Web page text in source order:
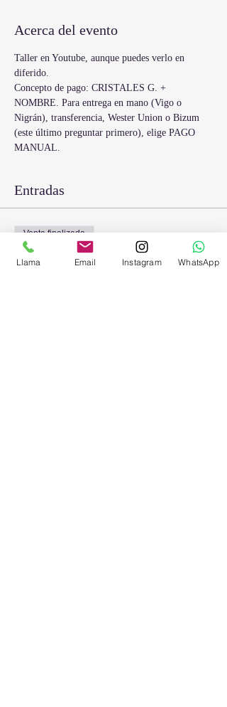
Acerca del evento
Taller en Youtube, aunque puedes verlo en
diferido.
Concepto de pago: CRISTALES G. +
NOMBRE. Para entrega en mano (Vigo o
Nigrán), transferencia, Wester Union o Bizum
(este último preguntar primero), elige PAGO
MANUAL.
Entradas
Venta finalizada
Tipo de entrada
Llama Email Instagram WhatsApp